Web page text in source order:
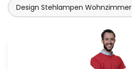
Design Stehlampen Wohnzimmer